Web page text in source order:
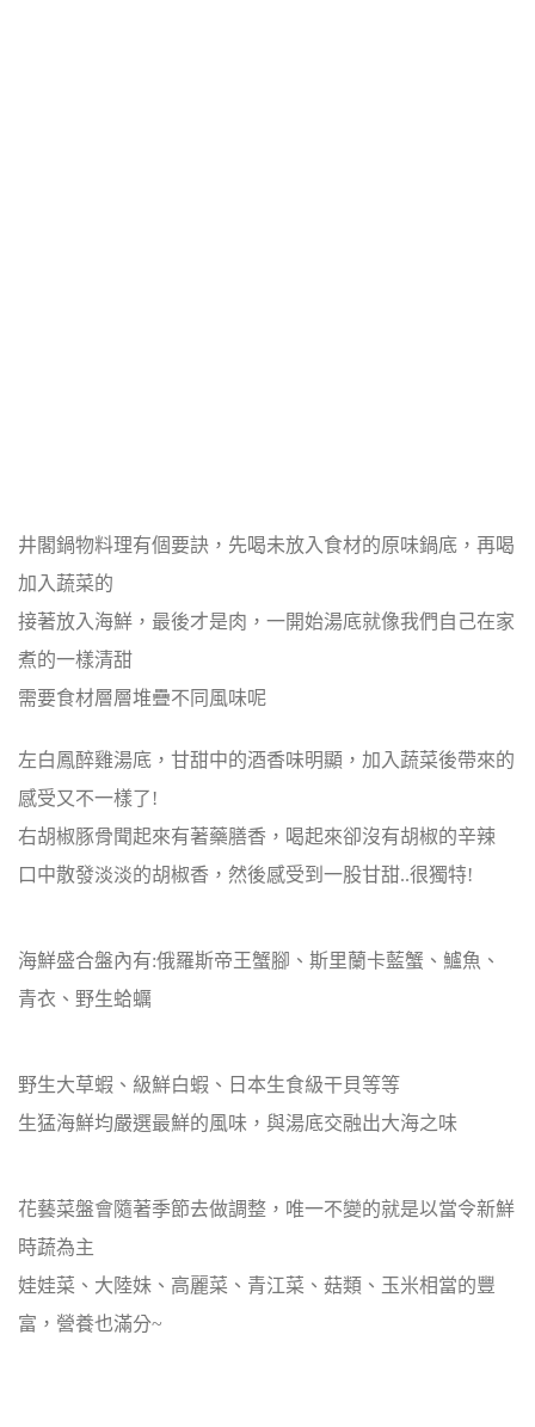
井閣鍋物料理有個要訣，先喝未放入食材的原味鍋底，再喝
加入蔬菜的
接著放入海鮮，最後才是肉，一開始湯底就像我們自己在家
煮的一樣清甜
需要食材層層堆疊不同風味呢
左白鳳醉雞湯底，甘甜中的酒香味明顯，加入蔬菜後帶來的
感受又不一樣了!
右胡椒豚骨聞起來有著藥膳香，喝起來卻沒有胡椒的辛辣
口中散發淡淡的胡椒香，然後感受到一股甘甜..很獨特!
海鮮盛合盤內有:俄羅斯帝王蟹腳、斯里蘭卡藍蟹、鱸魚、
青衣、野生蛤蠣
野生大草蝦、級鮮白蝦、日本生食級干貝等等
生猛海鮮均嚴選最鮮的風味，與湯底交融出大海之味
花藝菜盤會隨著季節去做調整，唯一不變的就是以當令新鮮
時蔬為主
娃娃菜、大陸妹、高麗菜、青江菜、菇類、玉米相當的豐
富，營養也滿分~